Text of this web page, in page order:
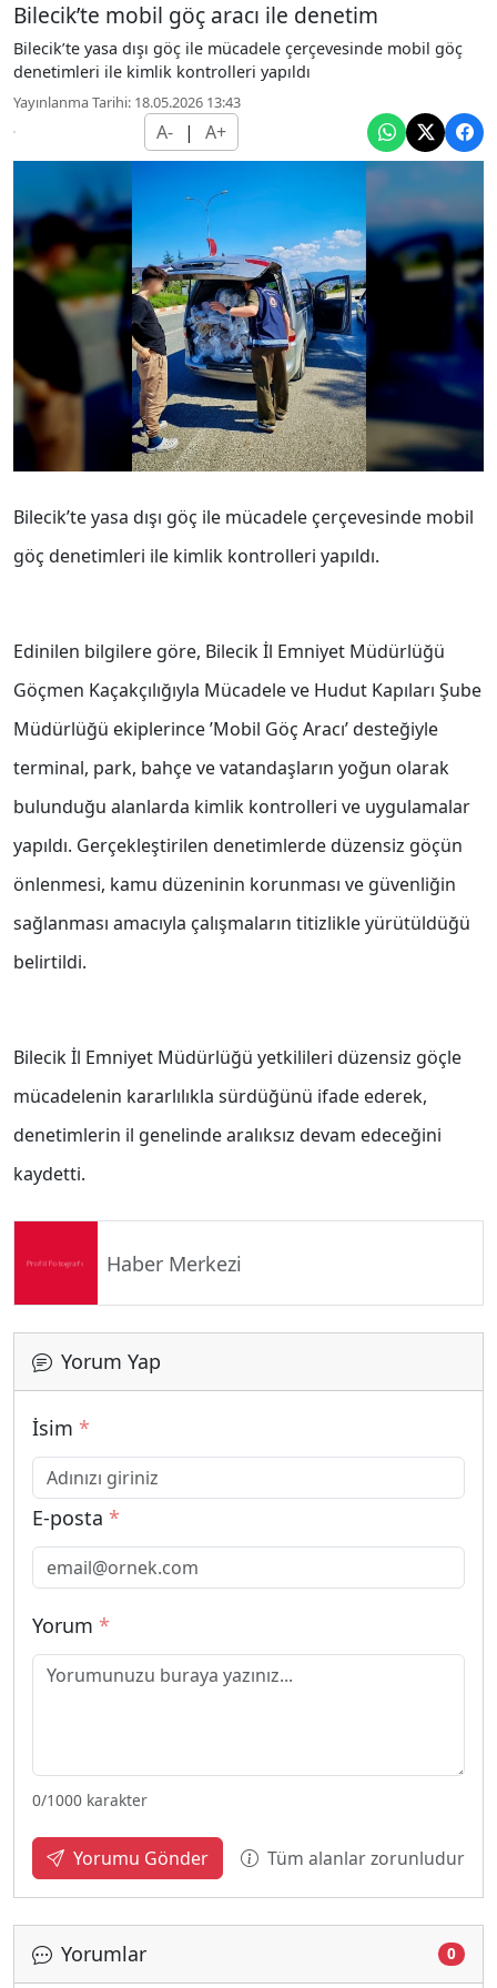
Bilecik’te mobil göç aracı ile denetim
Bilecik’te yasa dışı göç ile mücadele çerçevesinde mobil göç
denetimleri ile kimlik kontrolleri yapıldı
Yayınlanma Tarihi: 18.05.2026 13:43
A- | A+
Bilecik’te yasa dışı göç ile mücadele çerçevesinde mobil
göç denetimleri ile kimlik kontrolleri yapıldı.
Edinilen bilgilere göre, Bilecik İl Emniyet Müdürlüğü
Göçmen Kaçakçılığıyla Mücadele ve Hudut Kapıları Şube
Müdürlüğü ekiplerince ’Mobil Göç Aracı’ desteğiyle
terminal, park, bahçe ve vatandaşların yoğun olarak
bulunduğu alanlarda kimlik kontrolleri ve uygulamalar
yapıldı. Gerçekleştirilen denetimlerde düzensiz göçün
önlenmesi, kamu düzeninin korunması ve güvenliğin
sağlanması amacıyla çalışmaların titizlikle yürütüldüğü
belirtildi.
Bilecik İl Emniyet Müdürlüğü yetkilileri düzensiz göçle
mücadelenin kararlılıkla sürdüğünü ifade ederek,
denetimlerin il genelinde aralıksız devam edeceğini
kaydetti.
Haber Merkezi
Yorum Yap
İsim *
E-posta *
Yorum *
0/1000 karakter
Yorumu Gönder Tüm alanlar zorunludur
Yorumlar 0